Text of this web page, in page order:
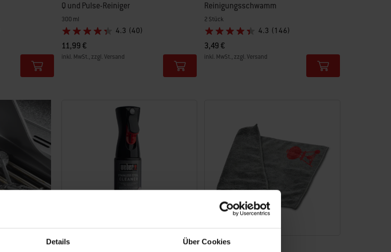
Details Über Cookies
Q und Pulse-Reiniger
300 ml
4.3 (40)
11,99 €
inkl. MwSt., zzgl. Versand
Reinigungsschwamm
2 Stück
4.3 (146)
3,49 €
inkl. MwSt., zzgl. Versand
Edelstahl-Reiniger Mikrofasertuch